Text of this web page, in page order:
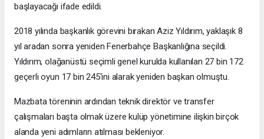
başlayacağı ifade edildi.
2018 yılında başkanlık görevini bırakan Aziz Yıldırım, yaklaşık 8
yıl aradan sonra yeniden Fenerbahçe Başkanlığına seçildi.
Yıldırım, olağanüstü seçimli genel kurulda kullanılan 27 bin 172
geçerli oyun 17 bin 245'ini alarak yeniden başkan olmuştu.
Mazbata töreninin ardından teknik direktör ve transfer
çalışmaları başta olmak üzere kulüp yönetimine ilişkin birçok
alanda yeni adımların atılması bekleniyor.